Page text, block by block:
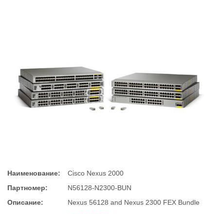
Наименование:
Cisco Nexus 2000
Партномер:
N56128-N2300-BUN
Описание:
Nexus 56128 and Nexus 2300 FEX Bundle